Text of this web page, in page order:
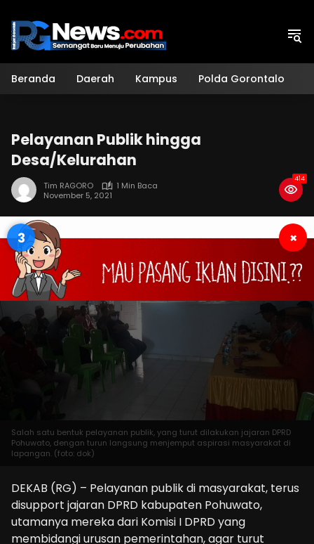
konten
Beranda Daerah Kampus Polda Gorontalo
Pelayanan Publik hingga
Desa/Kelurahan
Tim RAGORO
1 Min Baca
November 5, 2021
414
2 ×
Salah satu bentuk pelayanan publik, yang turut dilakukan jajaran DPRD
Pohuwato, dengan turun langsung menjemput aspirasi masyarakat di
lapangan. (foto: dok)
DEKAB (RG) – Pelayanan publik di masyarakat, terus
disupport jajaran DPRD kabupaten Pohuwato,
utamanya mereka dari Komisi I DPRD yang
membidangi urusan pemerintahan, agar turut